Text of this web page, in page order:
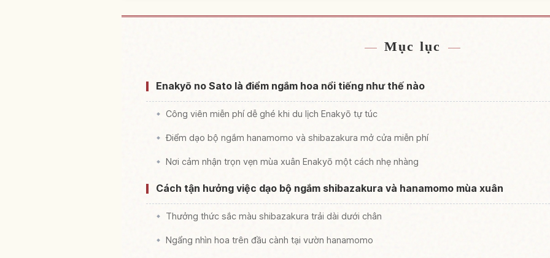
Mục lục
Enakyō no Sato là điểm ngắm hoa nổi tiếng như thế nào
Công viên miễn phí dễ ghé khi du lịch Enakyō tự túc
Điểm dạo bộ ngắm hanamomo và shibazakura mở cửa miễn phí
Nơi cảm nhận trọn vẹn mùa xuân Enakyō một cách nhẹ nhàng
Cách tận hưởng việc dạo bộ ngắm shibazakura và hanamomo mùa xuân
Thưởng thức sắc màu shibazakura trải dài dưới chân
Ngẩng nhìn hoa trên đầu cành tại vườn hanamomo